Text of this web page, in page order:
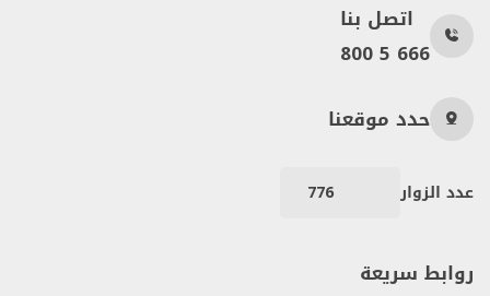
اتصل بنا
800 5 666
حدد موقعنا
عدد الزوار 776
روابط سريعة